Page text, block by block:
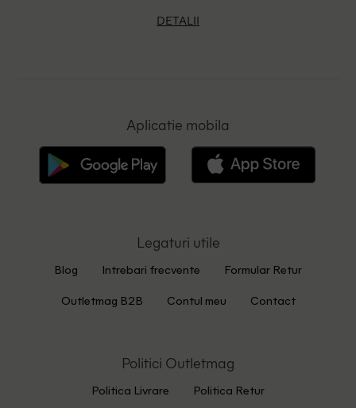
DETALII
Aplicatie mobila
Legaturi utile
Blog Intrebari frecvente Formular Retur
Outletmag B2B Contul meu Contact
Politici Outletmag
Politica Livrare Politica Retur